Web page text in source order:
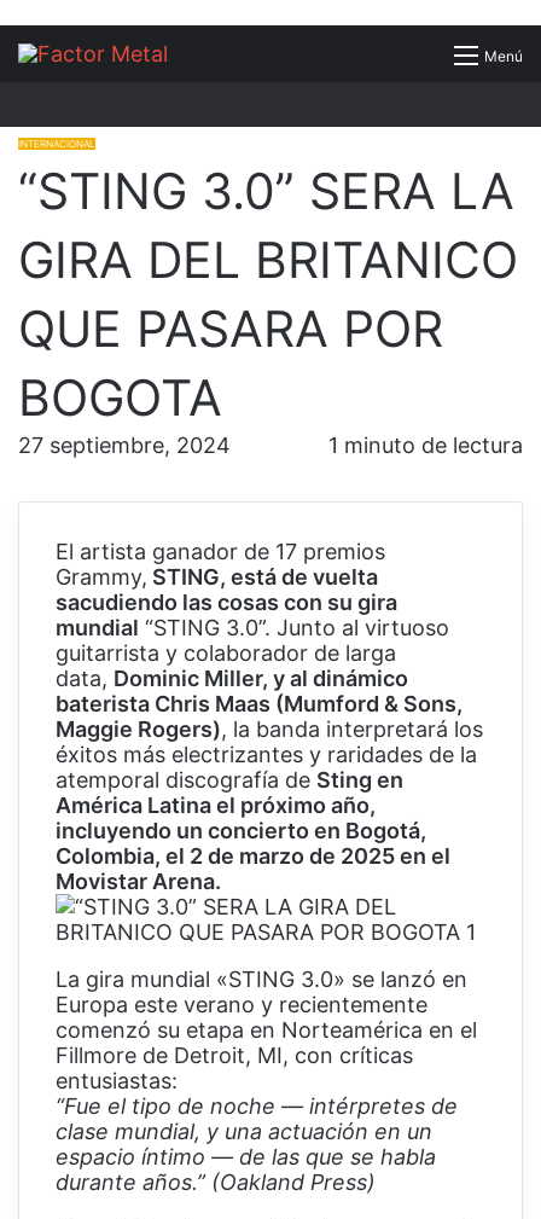
Menú
Buscar
INTERNACIONAL
“STING 3.0” SERA LA
GIRA DEL BRITANICO
QUE PASARA POR
BOGOTA
27 septiembre, 2024 1 minuto de lectura
El artista ganador de 17 premios
Grammy, STING, está de vuelta
sacudiendo las cosas con su gira
mundial “STING 3.0”. Junto al virtuoso
guitarrista y colaborador de larga
data, Dominic Miller, y al dinámico
baterista Chris Maas (Mumford & Sons,
Maggie Rogers), la banda interpretará los
éxitos más electrizantes y raridades de la
atemporal discografía de Sting en
América Latina el próximo año,
incluyendo un concierto en Bogotá,
Colombia, el 2 de marzo de 2025 en el
Movistar Arena.
La gira mundial «STING 3.0» se lanzó en
Europa este verano y recientemente
comenzó su etapa en Norteamérica en el
Fillmore de Detroit, MI, con críticas
entusiastas:
“Fue el tipo de noche — intérpretes de
clase mundial, y una actuación en un
espacio íntimo — de las que se habla
durante años.” (Oakland Press)